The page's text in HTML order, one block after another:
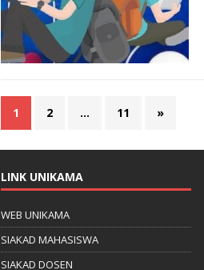
1 2 … 11 »
LINK UNIKAMA
WEB UNIKAMA
SIAKAD MAHASISWA
SIAKAD DOSEN